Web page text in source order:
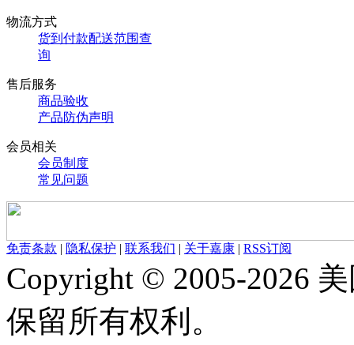
物流方式
货到付款配送范围查
询
售后服务
商品验收
产品防伪声明
会员相关
会员制度
常见问题
免责条款 | 隐私保护 | 联系我们 | 关于嘉康 | RSS订阅
Copyright © 2005-2026
保留所有权利。